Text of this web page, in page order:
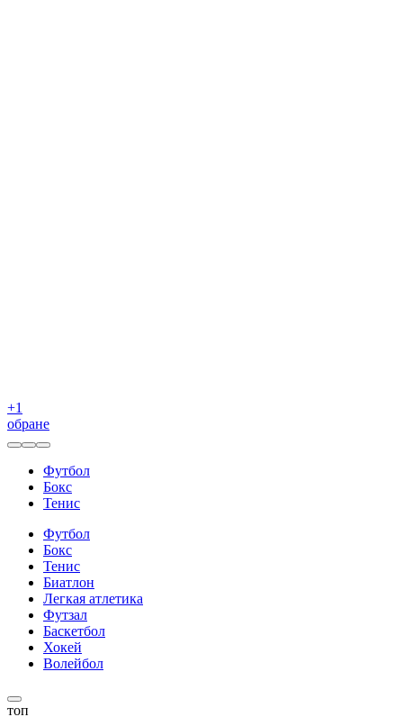
+1
обране
Футбол
Бокс
Тенис
Футбол
Бокс
Тенис
Биатлон
Легкая атлетика
Футзал
Баскетбол
Хокей
Волейбол
топ